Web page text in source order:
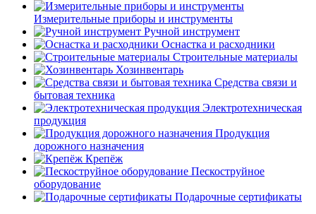
Измерительные приборы и инструменты
Ручной инструмент
Оснастка и расходники
Строительные материалы
Хозинвентарь
Средства связи и
бытовая техника
Электротехническая
продукция
Продукция
дорожного назначения
Крепёж
Пескоструйное
оборудование
Подарочные сертификаты